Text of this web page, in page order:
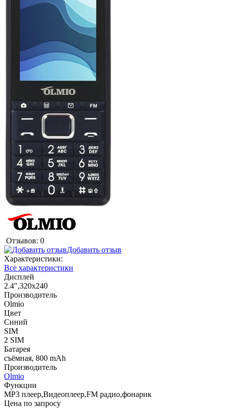
Отзывов: 0
Добавить отзыв
Характеристики:
Все характеристики
Дисплей
2.4",320x240
Производитель
Olmio
Цвет
Синий
SIM
2 SIM
Батарея
съёмная, 800 mAh
Производитель
Olmio
Функции
MP3 плеер,Видеоплеер,FM радио,фонарик
Цена по запросу